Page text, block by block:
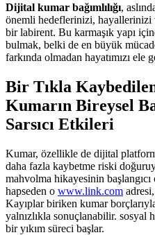
Dijital kumar bağımlılığı,
önemli hedeflerinizi,
bir labirent. Bu karmaşık yapı
bulmak, belki de en büyük
farkında olmadan hayatımızı ele
Bir Tıkla
Kumarın Bireysel
Sarsıcı Etkileri
Kumar, özellikle de dijital
daha fazla kaybetme riski
mahvolma hikayesinin
hapseden o www.link.com
Kayıplar biriken kumar
yalnızlıkla sonuçlanabilir. sosyal
bir yıkım süreci başlar.